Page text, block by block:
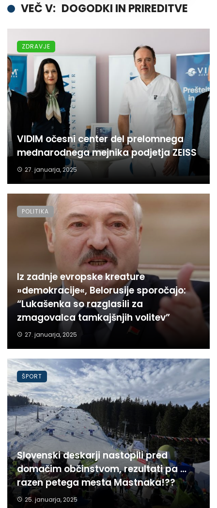
VEČ V: DOGODKI IN PRIREDITVE
VIDIM očesni center del prelomnega
mednarodnega mejnika podjetja ZEISS
27. januarja, 2025
ZDRAVJE
Iz zadnje evropske kreature
»demokracije«, Belorusije sporočajo:
“Lukašenka so razglasili za
zmagovalca tamkajšnjih volitev”
27. januarja, 2025
POLITIKA
Slovenski deskarji nastopili pred
domačim občinstvom, rezultati pa …
razen petega mesta Mastnaka!??
25. januarja, 2025
ŠPORT